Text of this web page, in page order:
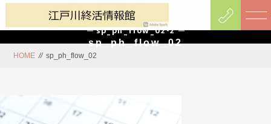
sp_ph_flow_02-2
sp_ph_flow_02
HOME // sp_ph_flow_02